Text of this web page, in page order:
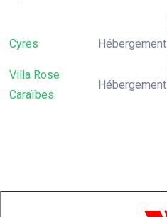
Cyres Hébergement
Villa Rose
Caraïbes
Hébergement